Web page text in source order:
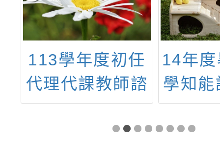
113學年度初任
代理代課教師諮
詢輔導座談會
14年
學知
班」
習班